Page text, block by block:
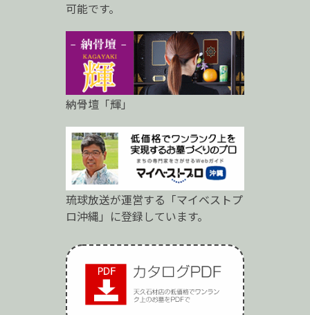
可能です。
納骨壇「輝」
琉球放送が運営する「マイベストプ
ロ沖縄」に登録しています。